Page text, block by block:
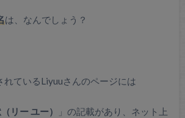
は、なんでしょう？
ているLiyuuさんのページには
リー ユー）
」の記載があり、ネット上